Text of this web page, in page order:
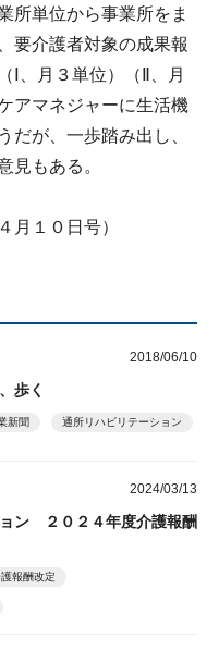
所単位から事業所をま
要介護者対象の成果報
Ⅰ、月３単位）（Ⅱ、月
アマネジャーに生活機
だが、一歩踏み出し、
見もある。
月１０日号）
2018/06/10
歩く
新聞 通所リハビリテーション
2024/03/13
ン ２０２４年度介護報酬
報酬改定